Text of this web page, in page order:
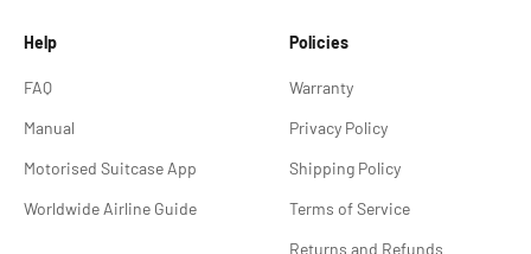
Help
FAQ
Manual
Motorised Suitcase App
Worldwide Airline Guide
Policies
Warranty
Privacy Policy
Shipping Policy
Terms of Service
Returns and Refunds